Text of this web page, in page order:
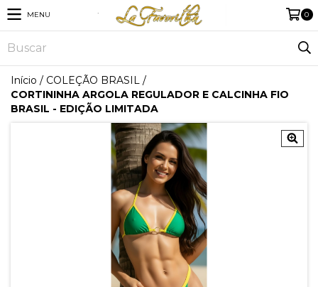
MENU 0
Início / COLEÇÃO BRASIL /
CORTININHA ARGOLA REGULADOR E CALCINHA FIO
BRASIL - EDIÇÃO LIMITADA